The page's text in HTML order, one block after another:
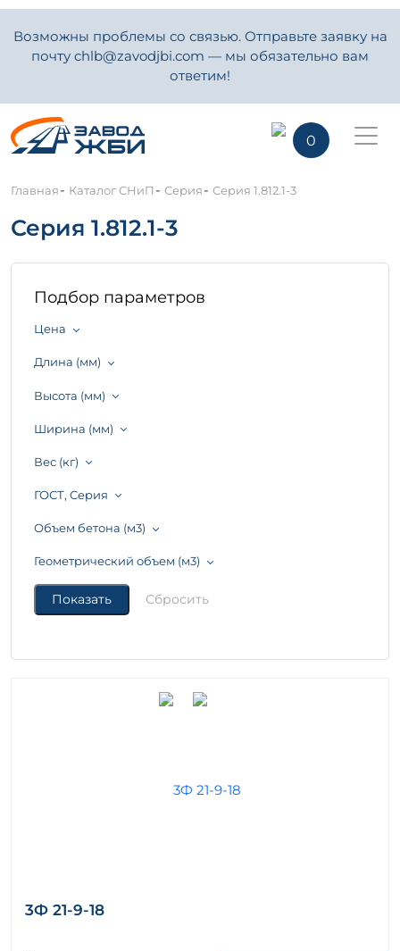
Возможны проблемы со связью. Отправьте заявку на
почту chlb@zavodjbi.com — мы обязательно вам
ответим!
0
Главная- Каталог СНиП - Серия- Серия 1.812.1-3
Серия 1.812.1-3
Подбор параметров
Цена
Длина (мм)
Высота (мм)
Ширина (мм)
Вес (кг)
ГОСТ, Серия
Объем бетона (м3)
Геометрический объем (м3)
3Ф 21-9-18